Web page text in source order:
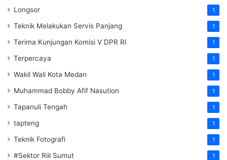
Longsor 1
Teknik Melakukan Servis Panjang 1
Terima Kunjungan Komisi V DPR RI 1
Terpercaya 1
Wakil Wali Kota Medan 1
Muhammad Bobby Afif Nasution 1
Tapanuli Tengah 1
tapteng 1
Teknik Fotografi 1
#Sektor Riil Sumut 1